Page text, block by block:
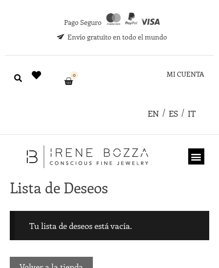
Pago Seguro
Envío gratuito en todo el mundo
0 MI CUENTA
EN ES IT
Lista de Deseos
Tu lista de deseos está vacía.